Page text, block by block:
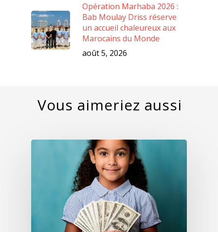
Opération Marhaba 2026 :
Bab Moulay Driss réserve
un accueil chaleureux aux
Marocains du Monde
août 5, 2026